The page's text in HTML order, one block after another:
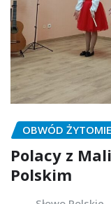
OBWÓD
Polacy z
Polskim